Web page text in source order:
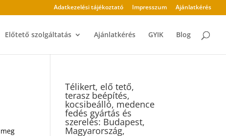
Adatkezelési tájékoztató Impresszum Ajánlatkérés
Előtető szolgáltatás Ajánlatkérés GYIK Blog
Télikert, elő tető,
terasz beépítés,
kocsibeálló, medence
fedés gyártás és
szerelés: Budapest,
Magyarország,